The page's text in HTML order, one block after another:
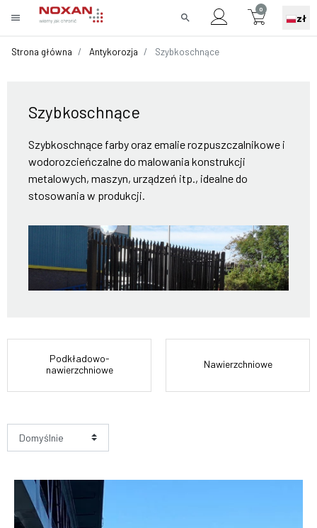
menu search
0
zł
Strona główna Antykorozja Szybkoschnące
Szybkoschnące
Szybkoschnące farby oraz emalie rozpuszczalnikowe i
wodorozcieńczalne do malowania konstrukcji
metalowych, maszyn, urządzeń itp., idealne do
stosowania w produkcji.
Podkładowo-
nawierzchniowe
Nawierzchniowe